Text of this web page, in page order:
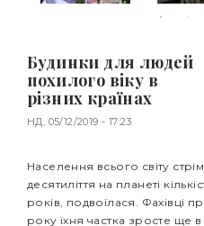
Будинки для людей
похилого віку в
різних країнах
НД, 05/12/2019 - 17:23
banner top
Населення всього світу
десятиліття на планеті
років, подвоїлася. Фахівці
року їхня частка зросте ще